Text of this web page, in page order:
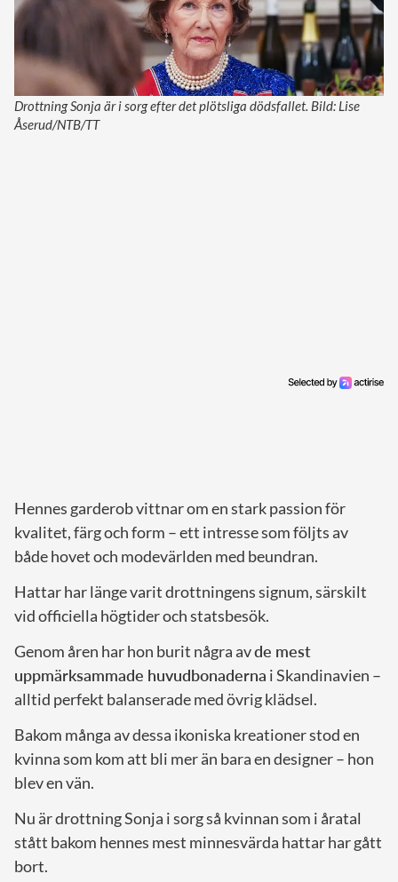
Drottning Sonja är i sorg efter det plötsliga dödsfallet. Bild: Lise
Åserud/NTB/TT
Hennes garderob vittnar om en stark passion för
kvalitet, färg och form – ett intresse som följts av
både hovet och modevärlden med beundran.
Hattar har länge varit drottningens signum, särskilt
vid officiella högtider och statsbesök.
Genom åren har hon burit några avde mest
uppmärksammade huvudbonaderna i Skandinavien –
alltid perfekt balanserade med övrig klädsel.
Bakom många av dessa ikoniska kreationer stod en
kvinna som kom att bli mer än bara en designer – hon
blev en vän.
Nu är drottning Sonja i sorg så kvinnan som i åratal
stått bakom hennes mest minnesvärda hattar har gått
bort.